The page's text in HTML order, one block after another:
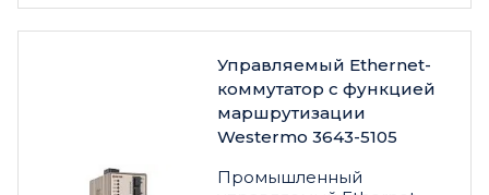
Управляемый Ethernet-
коммутатор с функцией
маршрутизации
Westermo 3643-5105
Промышленный